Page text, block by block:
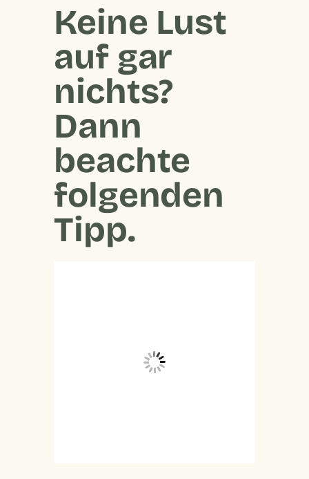
Keine Lust
auf gar
nichts?
Dann
beachte
folgenden
Tipp.